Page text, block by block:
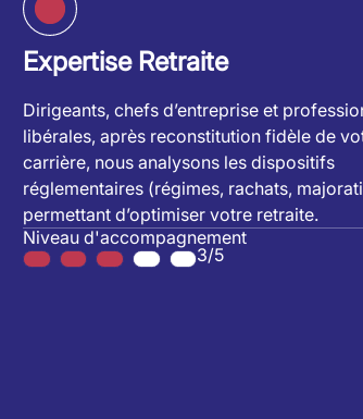
Expertise Retraite
Dirigeants, chefs d’entreprise et
libérales, après reconstitution fidèle de
carrière, nous analysons les dispositifs
réglementaires (régimes, rachats,
permettant d’optimiser votre retraite.
Niveau d'accompagnement
3/5